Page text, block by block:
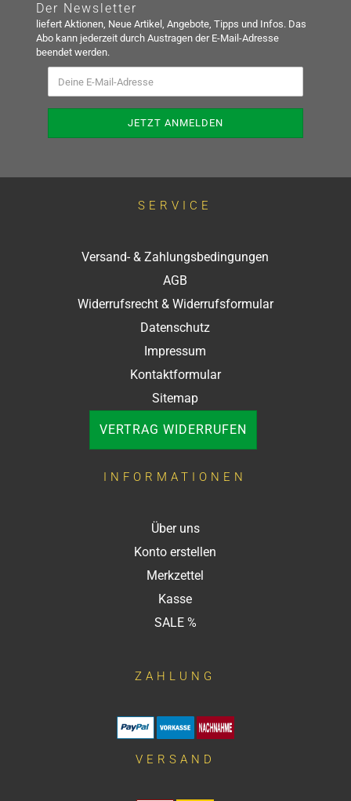
Der Newsletter
liefert Aktionen, Neue Artikel, Angebote, Tipps und Infos. Das
Abo kann jederzeit durch Austragen der E-Mail-Adresse
beendet werden.
SERVICE
Versand- & Zahlungsbedingungen
AGB
Widerrufsrecht & Widerrufsformular
Datenschutz
Impressum
Kontaktformular
Sitemap
VERTRAG WIDERRUFEN
INFORMATIONEN
Über uns
Konto erstellen
Merkzettel
Kasse
SALE %
ZAHLUNG
VERSAND